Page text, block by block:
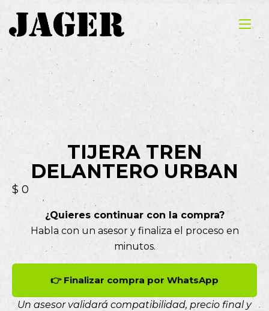
TIJERA TREN
DELANTERO URBAN
$ 0
¿Quieres continuar con la compra?
Habla con un asesor y finaliza el proceso en
minutos.
👉 Finalizar compra por WhatsApp
Un asesor validará compatibilidad, precio final y